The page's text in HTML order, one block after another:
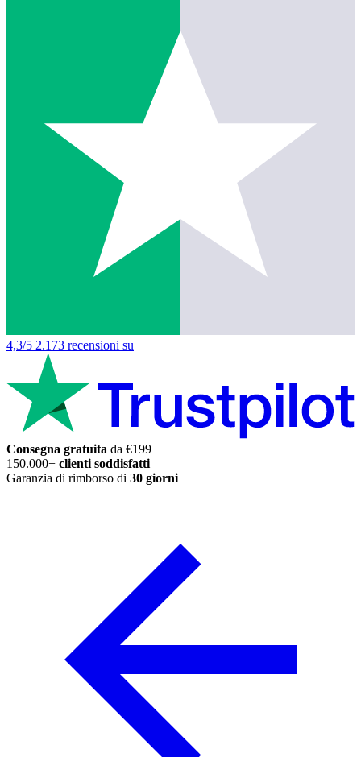
4,3/5 2.173 recensioni su
Consegna gratuita da €199
150.000+ clienti soddisfatti
Garanzia di rimborso di 30 giorni